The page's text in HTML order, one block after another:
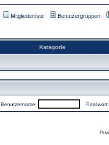
Mitgliederliste Benutzergruppen
Kategorie
Benutzername: Passwort: